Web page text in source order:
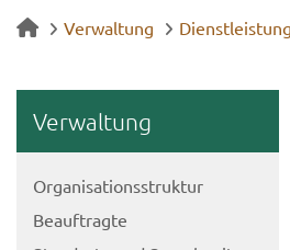
Verwaltung
Ver­wal­tung
Or­ga­ni­sa­ti­ons­struk­tur
Be­auf­trag­te